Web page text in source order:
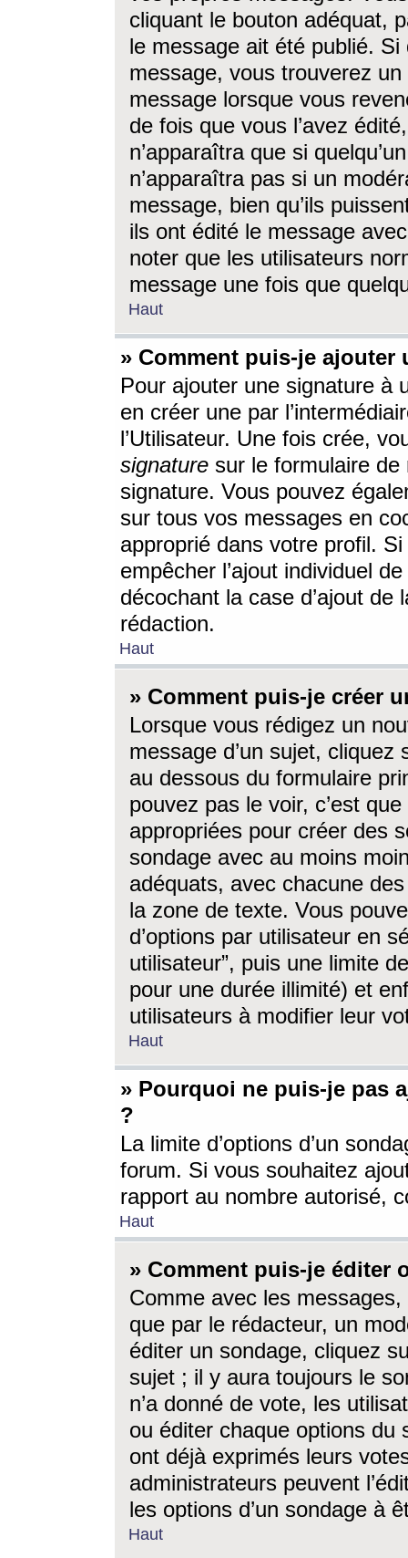
cliquant le bouton adéquat,
le message ait été publié. Si
message, vous trouverez
message lorsque vous
de fois que vous l’avez
n’apparaîtra que si
n’apparaîtra pas si un
message, bien qu’ils
ils ont édité le message
noter que les utilisateurs
message une fois que
Haut
» Comment puis-je ajouter
Pour ajouter une signature à
en créer une par
l’Utilisateur. Une fois crée,
signature sur le formulaire de
signature. Vous pouvez
sur tous vos messages en
approprié dans votre profil.
empêcher l’ajout individuel
décochant la case d’ajout
rédaction.
Haut
» Comment puis-je créer
Lorsque vous rédigez un
message d’un sujet, cliquez
au dessous du formulaire
pouvez pas le voir, c’est
appropriées pour créer des
sondage avec au moins
adéquats, avec chacune
la zone de texte. Vous
d’options par utilisateur en
utilisateur”, puis une limite
pour une durée illimité) et
utilisateurs à modifier leur
Haut
» Pourquoi ne puis-je pas
?
La limite d’options d’un
forum. Si vous souhaitez
rapport au nombre autorisé,
Haut
» Comment puis-je éditer
Comme avec les
que par le rédacteur, un
éditer un sondage, cliquez
sujet ; il y aura toujours le
n’a donné de vote, les
ou éditer chaque options du
ont déjà exprimés leurs
administrateurs peuvent
les options d’un sondage à
Haut